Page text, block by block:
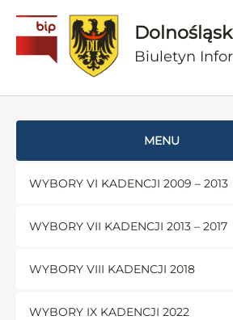
Biuletyn
MENU
WYBORY VI KADENCJI 2009 – 2013
WYBORY VII KADENCJI 2013 – 2017
WYBORY VIII KADENCJI 2018
WYBORY IX KADENCJI 2022